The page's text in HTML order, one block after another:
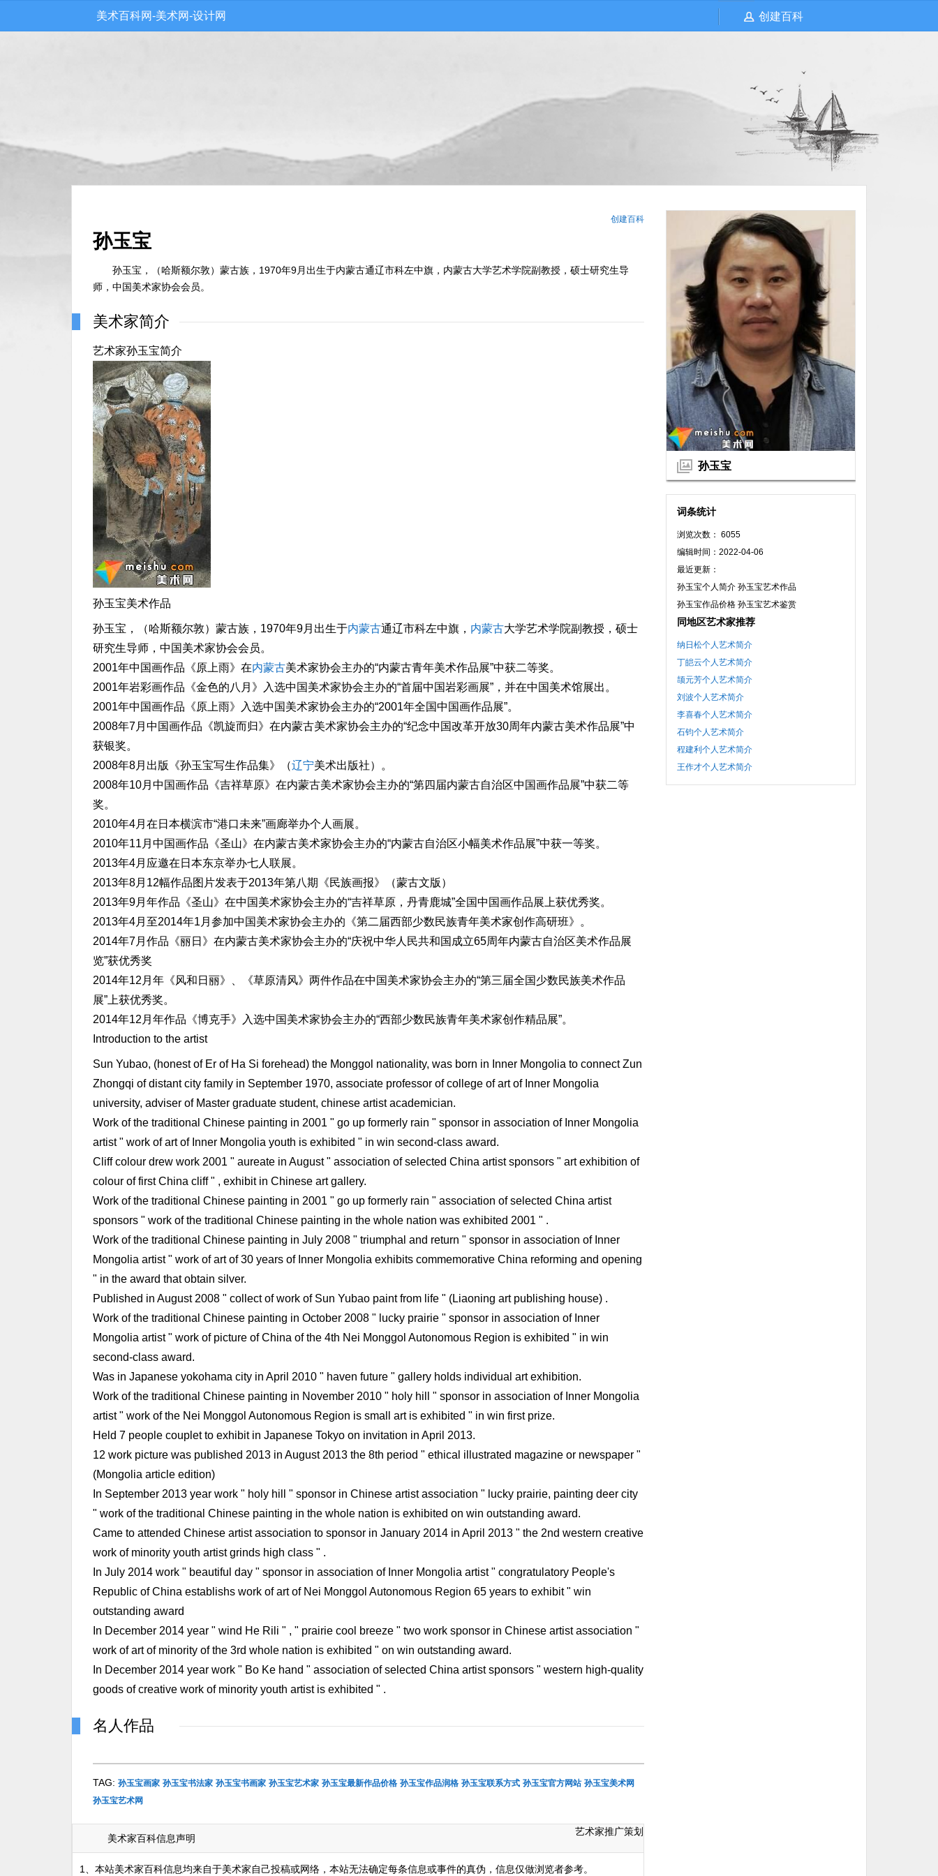
美术百科网-美术网-设计网 创建百科
孙玉宝
词条统计
浏览次数： 6055
编辑时间：2022-04-06
最近更新：
孙玉宝个人简介 孙玉宝艺术作品
孙玉宝作品价格 孙玉宝艺术鉴赏
同地区艺术家推荐
纳日松个人艺术简介
丁皑云个人艺术简介
颉元芳个人艺术简介
刘波个人艺术简介
李喜春个人艺术简介
石钧个人艺术简介
程建利个人艺术简介
王作才个人艺术简介
创建百科
孙玉宝
孙玉宝，（哈斯额尔敦）蒙古族，1970年9月出生于内蒙古通辽市科左中旗，内蒙古大学艺术学院副教授，硕士研究生导
师，中国美术家协会会员。
美术家简介
艺术家孙玉宝简介
孙玉宝美术作品
孙玉宝，（哈斯额尔敦）蒙古族，1970年9月出生于内蒙古通辽市科左中旗， 内蒙古大学艺术学院副教授，硕士
研究生导师，中国美术家协会会员。
2001年中国画作品《原上雨》在内蒙古美术家协会主办的“内蒙古青年美术作品展”中获二等奖。
2001年岩彩画作品《金色的八月》入选中国美术家协会主办的“首届中国岩彩画展”，并在中国美术馆展出。
2001年中国画作品《原上雨》入选中国美术家协会主办的“2001年全国中国画作品展”。
2008年7月中国画作品《凯旋而归》在内蒙古美术家协会主办的“纪念中国改革开放30周年内蒙古美术作品展”中
获银奖。
2008年8月出版《孙玉宝写生作品集》（辽宁美术出版社）。
2008年10月中国画作品《吉祥草原》在内蒙古美术家协会主办的“第四届内蒙古自治区中国画作品展”中获二等
奖。
2010年4月在日本横滨市“港口未来”画廊举办个人画展。
2010年11月中国画作品《圣山》在内蒙古美术家协会主办的“内蒙古自治区小幅美术作品展”中获一等奖。
2013年4月应邀在日本东京举办七人联展。
2013年8月12幅作品图片发表于2013年第八期《民族画报》（蒙古文版）
2013年9月年作品《圣山》在中国美术家协会主办的“吉祥草原，丹青鹿城”全国中国画作品展上获优秀奖。
2013年4月至2014年1月参加中国美术家协会主办的《第二届西部少数民族青年美术家创作高研班》。
2014年7月作品《丽日》在内蒙古美术家协会主办的“庆祝中华人民共和国成立65周年内蒙古自治区美术作品展
览”获优秀奖
2014年12月年《风和日丽》、《草原清风》两件作品在中国美术家协会主办的“第三届全国少数民族美术作品
展”上获优秀奖。
2014年12月年作品《博克手》入选中国美术家协会主办的“西部少数民族青年美术家创作精品展”。
Introduction to the artist
Sun Yubao, (honest of Er of Ha Si forehead) the Monggol nationality, was born in Inner Mongolia to connect Zun
Zhongqi of distant city family in September 1970, associate professor of college of art of Inner Mongolia
university, adviser of Master graduate student, chinese artist academician.
Work of the traditional Chinese painting in 2001 " go up formerly rain " sponsor in association of Inner Mongolia
artist " work of art of Inner Mongolia youth is exhibited " in win second-class award.
Cliff colour drew work 2001 " aureate in August " association of selected China artist sponsors " art exhibition of
colour of first China cliff " , exhibit in Chinese art gallery.
Work of the traditional Chinese painting in 2001 " go up formerly rain " association of selected China artist
sponsors " work of the traditional Chinese painting in the whole nation was exhibited 2001 " .
Work of the traditional Chinese painting in July 2008 " triumphal and return " sponsor in association of Inner
Mongolia artist " work of art of 30 years of Inner Mongolia exhibits commemorative China reforming and opening
" in the award that obtain silver.
Published in August 2008 " collect of work of Sun Yubao paint from life " (Liaoning art publishing house) .
Work of the traditional Chinese painting in October 2008 " lucky prairie " sponsor in association of Inner
Mongolia artist " work of picture of China of the 4th Nei Monggol Autonomous Region is exhibited " in win
second-class award.
Was in Japanese yokohama city in April 2010 " haven future " gallery holds individual art exhibition.
Work of the traditional Chinese painting in November 2010 " holy hill " sponsor in association of Inner Mongolia
artist " work of the Nei Monggol Autonomous Region is small art is exhibited " in win first prize.
Held 7 people couplet to exhibit in Japanese Tokyo on invitation in April 2013.
12 work picture was published 2013 in August 2013 the 8th period " ethical illustrated magazine or newspaper "
(Mongolia article edition)
In September 2013 year work " holy hill " sponsor in Chinese artist association " lucky prairie, painting deer city
" work of the traditional Chinese painting in the whole nation is exhibited on win outstanding award.
Came to attended Chinese artist association to sponsor in January 2014 in April 2013 " the 2nd western creative
work of minority youth artist grinds high class " .
In July 2014 work " beautiful day " sponsor in association of Inner Mongolia artist " congratulatory People's
Republic of China establishs work of art of Nei Monggol Autonomous Region 65 years to exhibit " win
outstanding award
In December 2014 year " wind He Rili " , " prairie cool breeze " two work sponsor in Chinese artist association "
work of art of minority of the 3rd whole nation is exhibited " on win outstanding award.
In December 2014 year work " Bo Ke hand " association of selected China artist sponsors " western high-quality
goods of creative work of minority youth artist is exhibited " .
名人作品
TAG: 孙玉宝画家 孙玉宝书法家 孙玉宝书画家 孙玉宝艺术家 孙玉宝最新作品价格 孙玉宝作品润格 孙玉宝联系方式 孙玉宝官方网站 孙玉宝美术网
孙玉宝艺术网
美术家百科信息声明
艺术家推广策划
1、本站美术家百科信息均来自于美术家自己投稿或网络，本站无法确定每条信息或事件的真伪，信息仅做浏览者参考。